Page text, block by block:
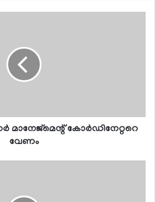
മാനേജ്‌മെന്റ് കോര്‍ഡിനേറ്ററെ
വേണം